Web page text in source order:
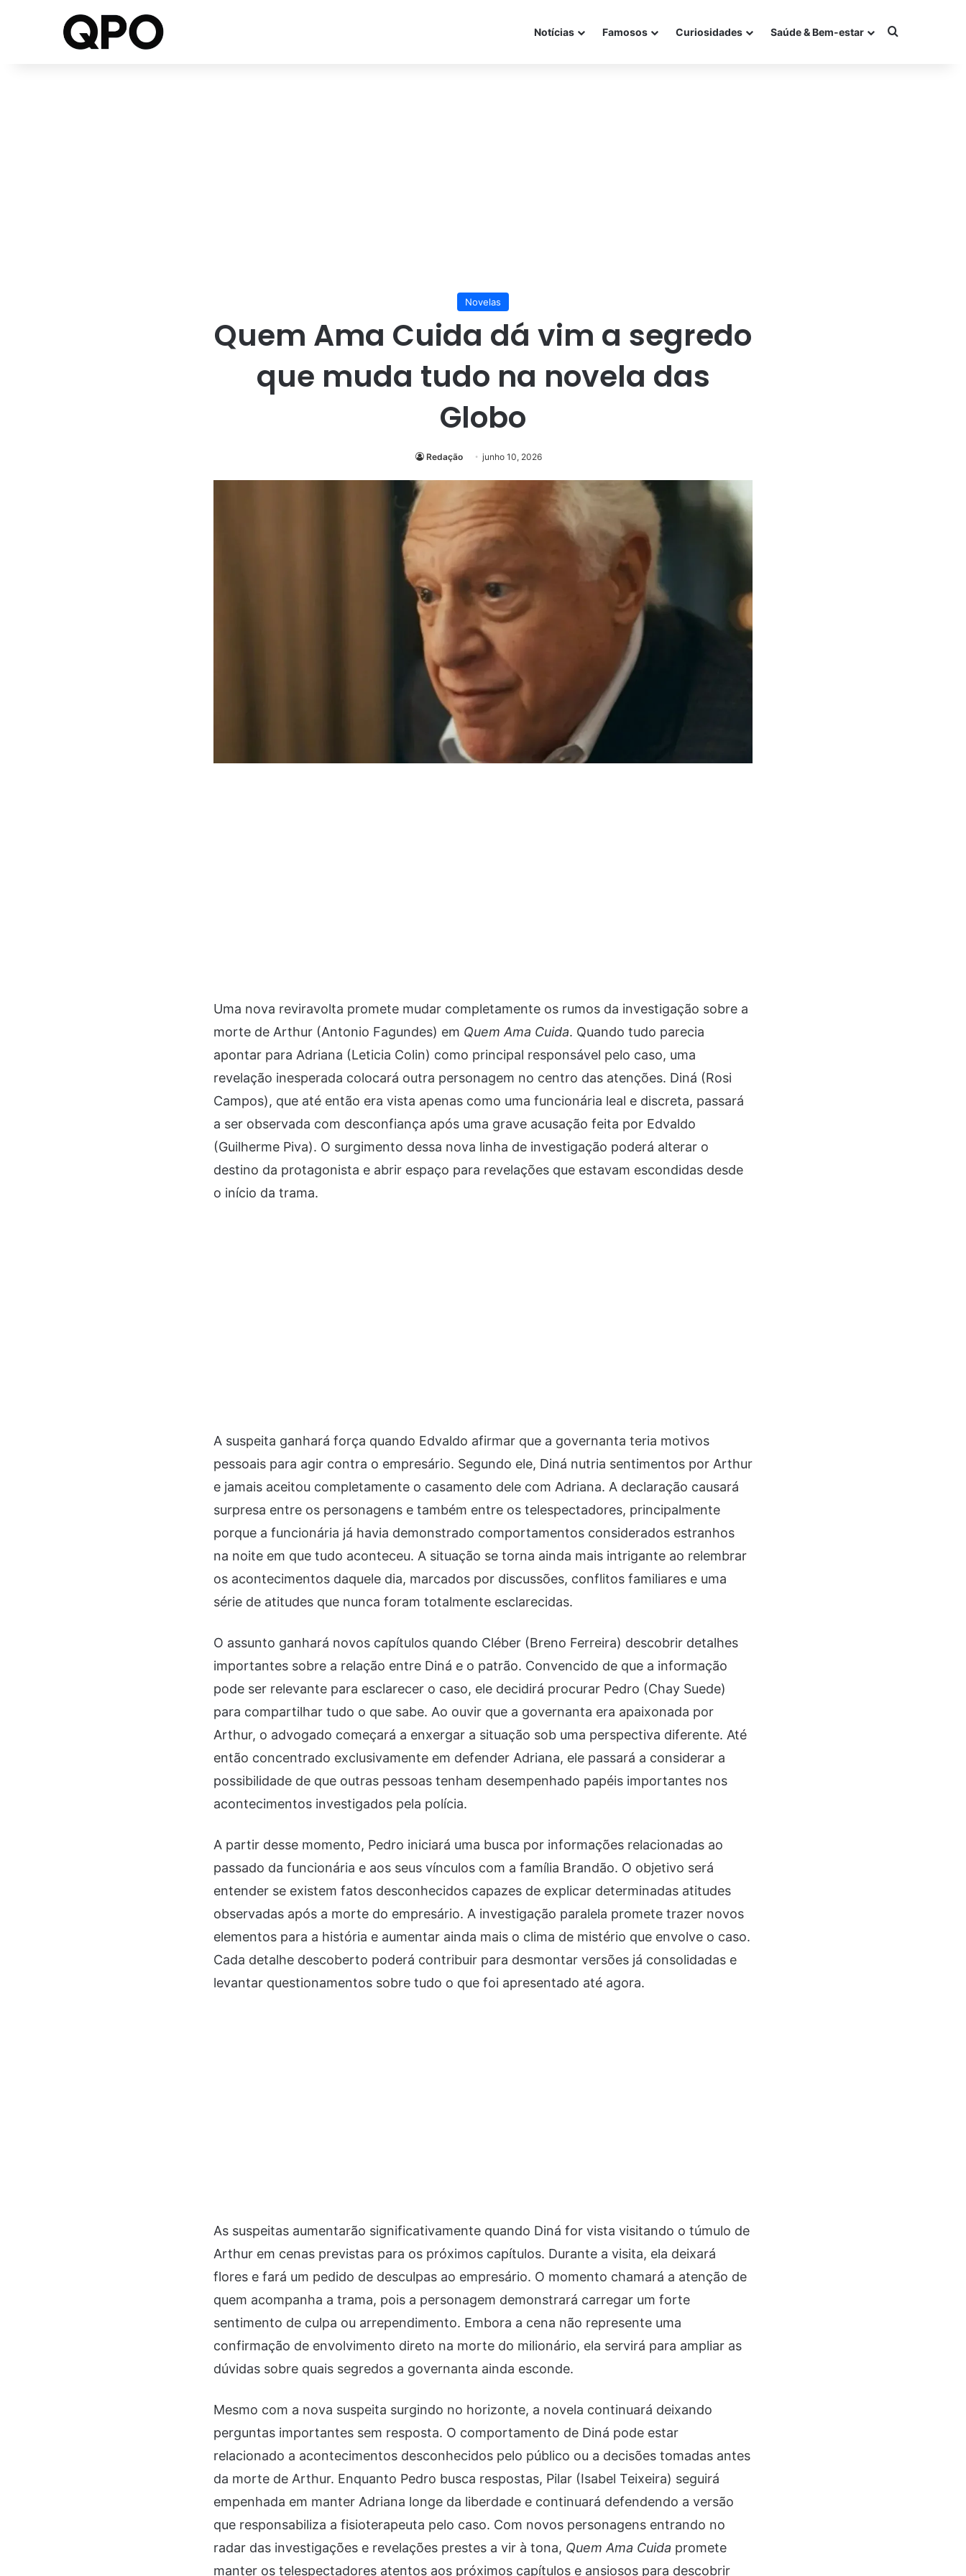
Notícias Famosos Curiosidades Saúde & Bem-estar Procurar por
Novelas
Quem Ama Cuida dá vim a segredo
que muda tudo na novela das
Globo
Redação junho 10, 2026
Uma nova reviravolta promete mudar completamente os rumos da investigação sobre a
morte de Arthur (Antonio Fagundes) em Quem Ama Cuida. Quando tudo parecia
apontar para Adriana (Leticia Colin) como principal responsável pelo caso, uma
revelação inesperada colocará outra personagem no centro das atenções. Diná (Rosi
Campos), que até então era vista apenas como uma funcionária leal e discreta, passará
a ser observada com desconfiança após uma grave acusação feita por Edvaldo
(Guilherme Piva). O surgimento dessa nova linha de investigação poderá alterar o
destino da protagonista e abrir espaço para revelações que estavam escondidas desde
o início da trama.
A suspeita ganhará força quando Edvaldo afirmar que a governanta teria motivos
pessoais para agir contra o empresário. Segundo ele, Diná nutria sentimentos por Arthur
e jamais aceitou completamente o casamento dele com Adriana. A declaração causará
surpresa entre os personagens e também entre os telespectadores, principalmente
porque a funcionária já havia demonstrado comportamentos considerados estranhos
na noite em que tudo aconteceu. A situação se torna ainda mais intrigante ao relembrar
os acontecimentos daquele dia, marcados por discussões, conflitos familiares e uma
série de atitudes que nunca foram totalmente esclarecidas.
O assunto ganhará novos capítulos quando Cléber (Breno Ferreira) descobrir detalhes
importantes sobre a relação entre Diná e o patrão. Convencido de que a informação
pode ser relevante para esclarecer o caso, ele decidirá procurar Pedro (Chay Suede)
para compartilhar tudo o que sabe. Ao ouvir que a governanta era apaixonada por
Arthur, o advogado começará a enxergar a situação sob uma perspectiva diferente. Até
então concentrado exclusivamente em defender Adriana, ele passará a considerar a
possibilidade de que outras pessoas tenham desempenhado papéis importantes nos
acontecimentos investigados pela polícia.
A partir desse momento, Pedro iniciará uma busca por informações relacionadas ao
passado da funcionária e aos seus vínculos com a família Brandão. O objetivo será
entender se existem fatos desconhecidos capazes de explicar determinadas atitudes
observadas após a morte do empresário. A investigação paralela promete trazer novos
elementos para a história e aumentar ainda mais o clima de mistério que envolve o caso.
Cada detalhe descoberto poderá contribuir para desmontar versões já consolidadas e
levantar questionamentos sobre tudo o que foi apresentado até agora.
As suspeitas aumentarão significativamente quando Diná for vista visitando o túmulo de
Arthur em cenas previstas para os próximos capítulos. Durante a visita, ela deixará
flores e fará um pedido de desculpas ao empresário. O momento chamará a atenção de
quem acompanha a trama, pois a personagem demonstrará carregar um forte
sentimento de culpa ou arrependimento. Embora a cena não represente uma
confirmação de envolvimento direto na morte do milionário, ela servirá para ampliar as
dúvidas sobre quais segredos a governanta ainda esconde.
Mesmo com a nova suspeita surgindo no horizonte, a novela continuará deixando
perguntas importantes sem resposta. O comportamento de Diná pode estar
relacionado a acontecimentos desconhecidos pelo público ou a decisões tomadas antes
da morte de Arthur. Enquanto Pedro busca respostas, Pilar (Isabel Teixeira) seguirá
empenhada em manter Adriana longe da liberdade e continuará defendendo a versão
que responsabiliza a fisioterapeuta pelo caso. Com novos personagens entrando no
radar das investigações e revelações prestes a vir à tona, Quem Ama Cuida promete
manter os telespectadores atentos aos próximos capítulos e ansiosos para descobrir